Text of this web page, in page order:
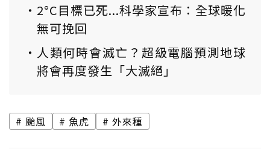
2°C目標已死...科學家宣布：全球暖化
無可挽回
人類何時會滅亡？超級電腦預測地球
將會再度發生「大滅絕」
颱風 魚虎 外來種